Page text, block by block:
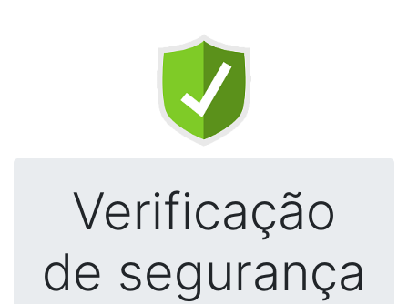
Verificação
de segurança